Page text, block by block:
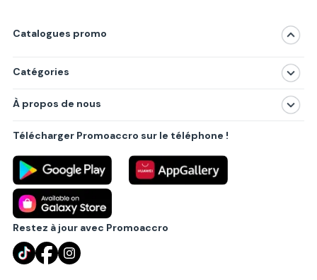
Catalogues promo
Catégories
Produits
Villes principales
À propos de nous
Politique de confidentialité
Règlements
Partenariat B2B
Blog
Contact
Télécharger Promoaccro sur le téléphone !
Restez à jour avec Promoaccro